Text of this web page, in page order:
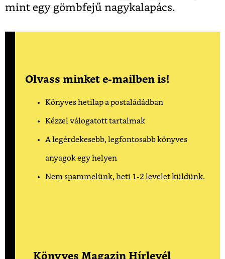
mint egy gömbfejű nagykalapács.
Olvass minket e-mailben is!
Könyves hetilap a postaládádban
Kézzel válogatott tartalmak
A legérdekesebb, legfontosabb könyves
anyagok egy helyen
Nem spammelünk, heti 1-2 levelet küldünk.
Könyves Magazin Hírlevél